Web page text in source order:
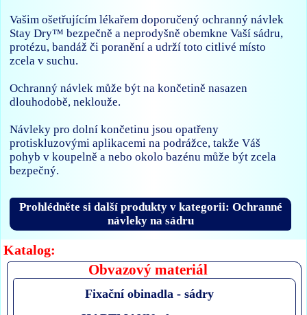
Katalog:
Obvazový materiál
Fixační obinadla - sádry
Vašim ošetřujícím lékařem doporučený ochranný návlek
Stay Dry™ bezpečně a neprodyšně obemkne Vaší sádru,
protézu, bandáž či poranění a udrží toto citlivé místo
zcela v suchu.
Ochranný návlek může být na končetině nasazen
dlouhodobě, neklouže.
Návleky pro dolní končetinu jsou opatřeny
protiskluzovými aplikacemi na podrážce, takže Váš
pohyb v koupelně a nebo okolo bazénu může být zcela
bezpečný.
Prohlédněte si další produkty v kategorii: Ochranné
návleky na sádru